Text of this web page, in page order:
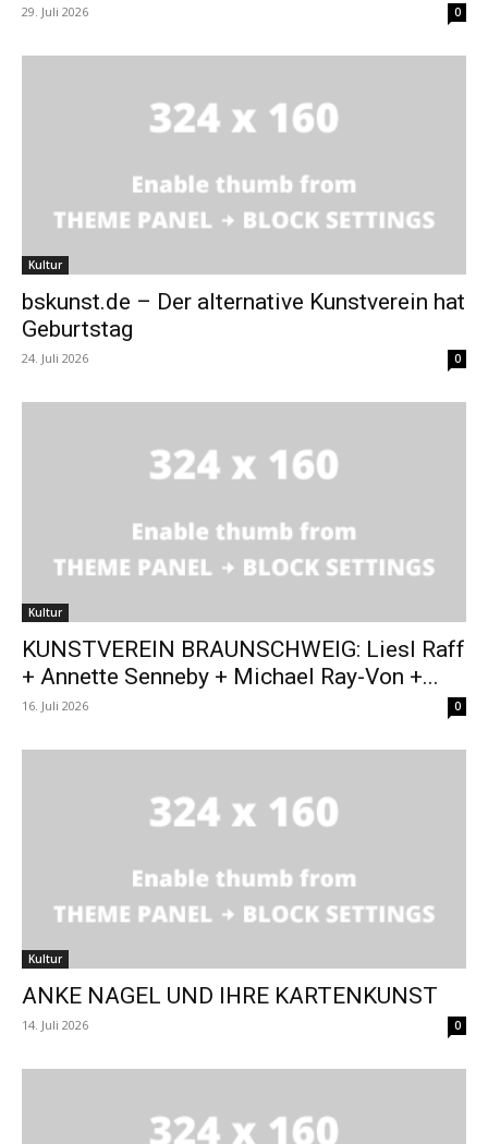
29. Juli 2026 0
Kultur
bskunst.de – Der alternative Kunstverein hat
Geburtstag
24. Juli 2026 0
Kultur
KUNSTVEREIN BRAUNSCHWEIG: Liesl Raff
+ Annette Senneby + Michael Ray-Von +...
16. Juli 2026 0
Kultur
ANKE NAGEL UND IHRE KARTENKUNST
14. Juli 2026 0